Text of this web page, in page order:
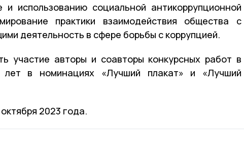
и использованию социальной антикоррупционной
практики взаимодействия общества с
деятельность в сфере борьбы с коррупцией.
участие авторы и соавторы конкурсных работ в
в номинациях «Лучший плакат» и «Лучший
2023 года.